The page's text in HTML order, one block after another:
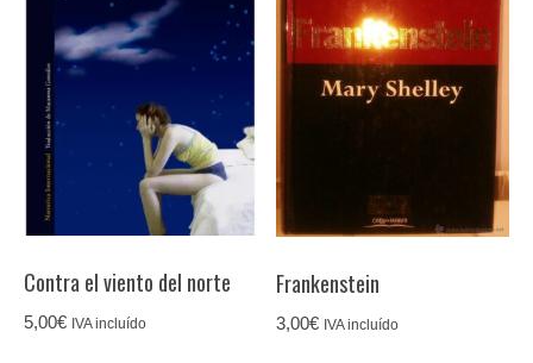
Contra el viento del norte
5,00€ IVA incluído
Frankenstein
3,00€ IVA incluído